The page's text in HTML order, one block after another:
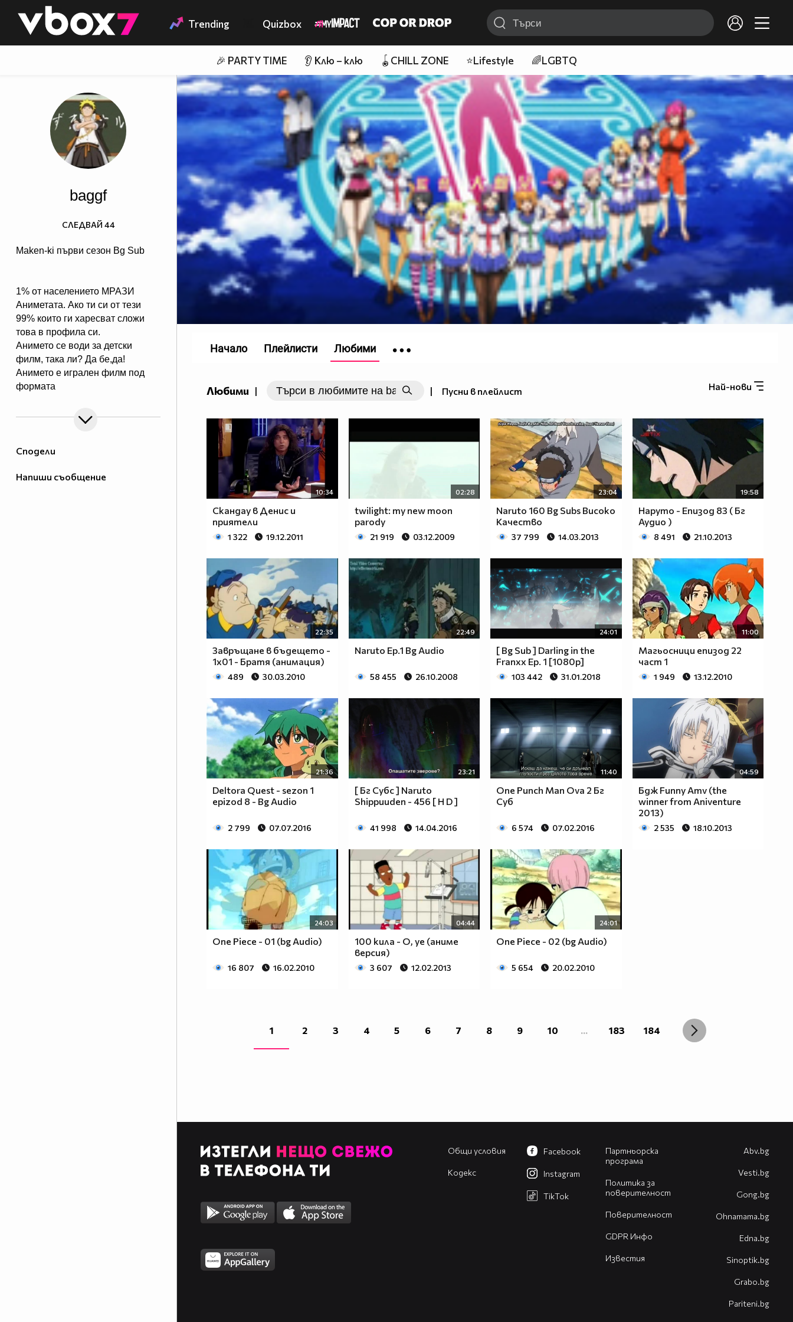
👾 Trending Quizbox
🎉 PARTY TIME 👂 Клю – клю 🪀CHILL ZONE ⭐Lifestyle 🌈LGBTQ
Сподели
Напиши съобщение
baggf
Maken-ki първи сезон Bg Sub
1% от населението МРАЗИ
Аниметата. Ако ти си от тези
99% които ги харесват сложи
това в профила си.
Анимето се води за детски
филм, така ли? Да бе,да!
Анимето е игрален филм под
формата
фантастика, комедия,
романтика. Единствената
сериали и анимето е, че анимето
тази теза, може да копнеш това
СЛЕДВАЙ 44
Любими | | Пусни в плейлист Най-нови
10:34
Скандау в Денис и
приятели
1 322 19.12.2011
02:28
twilight: my new moon
parody
21 919 03.12.2009
23:04
Naruto 160 Bg Subs Високо
Качество
37 799 14.03.2013
19:58
Наруто - Епизод 83 ( Бг
Аудио )
8 491 21.10.2013
22:35
Завръщане в бъдещето -
1x01 - Братя (анимация)
489 30.03.2010
22:49
Naruto Ep.1 Bg Audio
58 455 26.10.2008
24:01
[ Bg Sub ] Darling in the
Franxx Ep. 1 [1080p]
103 442 31.01.2018
11:00
Магьосници епизод 22
част 1
1 949 13.12.2010
21:36
Deltora Quest - sezon 1
epizod 8 - Bg Audio
2 799 07.07.2016
23:21
[ Бг Субс ] Naruto
Shippuuden - 456 [ H D ]
41 998 14.04.2016
11:40
One Punch Man Ova 2 Бг
Суб
6 574 07.02.2016
04:59
Бдж Funny Amv (the
winner from Aniventure
2013)
2 535 18.10.2013
24:03
One Piece - 01 (bg Audio)
16 807 16.02.2010
04:44
100 кила - O, ye (аниме
версия)
3 607 12.02.2013
24:01
One Piece - 02 (bg Audio)
5 654 20.02.2010
1 2 3 4 5 6 7 8 9 10 ... 183 184
Начало Плейлисти Любими
Общи условия
Кодекс
Партньорска
програма
Политика за
поверителност
Поверителност
GDPR Инфо
Известия
Facebook
Instagram
TikTok
Abv.bg
Vesti.bg
Gong.bg
Оhnamama.bg
Edna.bg
Sinoptik.bg
Grabo.bg
Pariteni.bg